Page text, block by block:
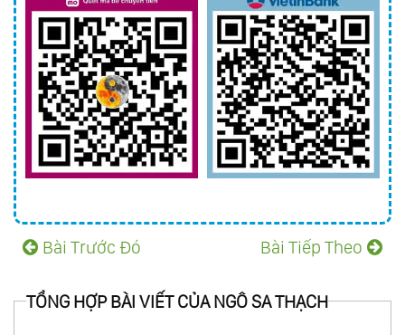
Bài Trước Đó Bài Tiếp Theo
TỔNG HỢP BÀI VIẾT CỦA NGÔ SA THẠCH